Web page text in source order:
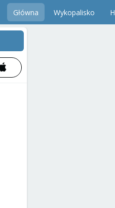
Główna Wykopalisko